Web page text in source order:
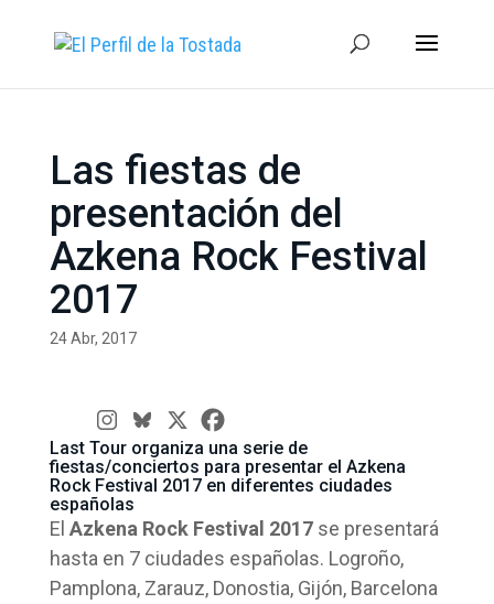
Las fiestas de
presentación del
Azkena Rock Festival
2017
24 Abr, 2017
Last Tour organiza una serie de
fiestas/conciertos para presentar el Azkena
Rock Festival 2017 en diferentes ciudades
españolas
El Azkena Rock Festival 2017se presentará
hasta en 7 ciudades españolas. Logroño,
Pamplona, Zarauz, Donostia, Gijón, Barcelona